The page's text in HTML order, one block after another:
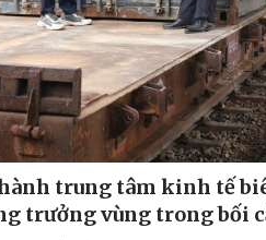
trung tâm kinh tế
trưởng vùng trong bối